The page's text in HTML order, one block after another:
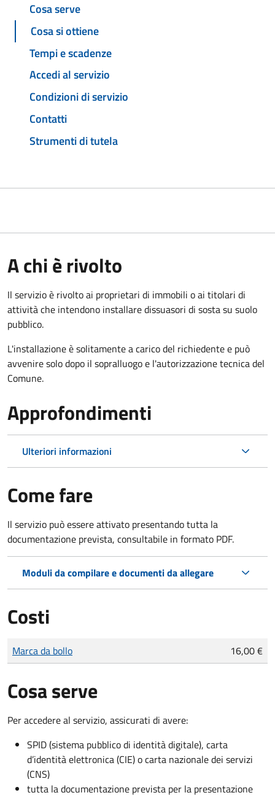
Cosa serve
Cosa si ottiene
Tempi e scadenze
Accedi al servizio
Condizioni di servizio
Contatti
Strumenti di tutela
A chi è rivolto
Il servizio è rivolto ai proprietari di immobili o ai titolari di
attività che intendono installare dissuasori di sosta su suolo
pubblico.
L'installazione è solitamente a carico del richiedente e può
avvenire solo dopo il sopralluogo e l'autorizzazione tecnica del
Comune.
Approfondimenti
Ulteriori informazioni
Come fare
Il servizio può essere attivato presentando tutta la
documentazione prevista, consultabile in formato PDF.
Moduli da compilare e documenti da allegare
Costi
Tipo di pagamento
Importo
Marca da bollo 16,00 €
Cosa serve
Per accedere al servizio, assicurati di avere:
SPID (sistema pubblico di identità digitale), carta
d’identità elettronica (CIE) o carta nazionale dei servizi
(CNS)
tutta la documentazione prevista per la presentazione